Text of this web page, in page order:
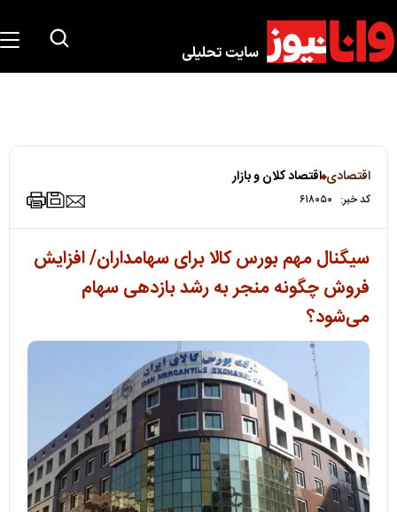
اقتصادی اقتصاد کلان و بازار
کد خبر: ۶۱۸۰۵۰
سیگنال مهم بورس کالا برای سهامداران/ افزایش
فروش چگونه منجر به رشد بازدهی سهام
می‌شود؟